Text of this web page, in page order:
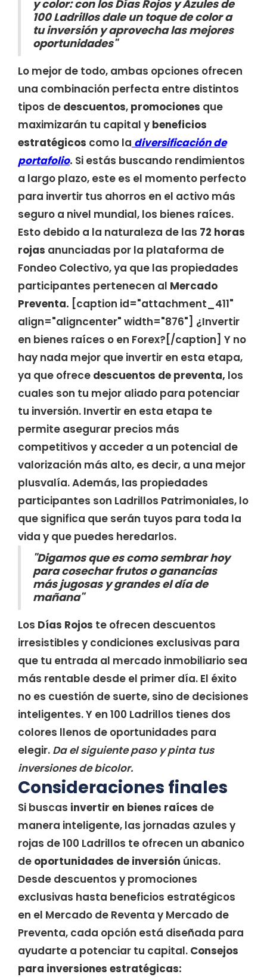
y color: con los Días Rojos y Azules de
100 Ladrillos dale un toque de color a
tu inversión y aprovecha las mejores
oportunidades"
Lo mejor de todo, ambas opciones ofrecen
una combinación perfecta entre distintos
tipos de descuentos, promociones que
maximizarán tu capital y beneficios
estratégicos como la diversificación de
portafolio. Si estás buscando rendimientos
a largo plazo, este es el momento perfecto
para invertir tus ahorros en el activo más
seguro a nivel mundial, los bienes raíces.
Esto debido a la naturaleza de las 72 horas
rojas anunciadas por la plataforma de
Fondeo Colectivo, ya que las propiedades
participantes pertenecen al Mercado
Preventa. [caption id="attachment_411"
align="aligncenter" width="876"] ¿Invertir
en bienes raíces o en Forex?[/caption] Y no
hay nada mejor que invertir en esta etapa,
ya que ofrece descuentos de preventa, los
cuales son tu mejor aliado para potenciar
tu inversión. Invertir en esta etapa te
permite asegurar precios más
competitivos y acceder a un potencial de
valorización más alto, es decir, a una mejor
plusvalía. Además, las propiedades
participantes son Ladrillos Patrimoniales, lo
que significa que serán tuyos para toda la
vida y que puedes heredarlos.
"Digamos que es como sembrar hoy
para cosechar frutos o ganancias
más jugosas y grandes el día de
mañana"
Los Días Rojos te ofrecen descuentos
irresistibles y condiciones exclusivas para
que tu entrada al mercado inmobiliario sea
más rentable desde el primer día. El éxito
no es cuestión de suerte, sino de decisiones
inteligentes. Y en 100 Ladrillos tienes dos
colores llenos de oportunidades para
elegir. Da el siguiente paso y pinta tus
inversiones de bicolor.
Consideraciones finales
Si buscas invertir en bienes raíces de
manera inteligente, las jornadas azules y
rojas de 100 Ladrillos te ofrecen un abanico
de oportunidades de inversión únicas.
Desde descuentos y promociones
exclusivas hasta beneficios estratégicos
en el Mercado de Reventa y Mercado de
Preventa, cada opción está diseñada para
ayudarte a potenciar tu capital. Consejos
para inversiones estratégicas: